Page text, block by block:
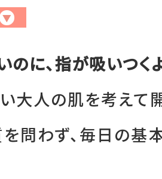
ご注文方法
送料・配送について
返品・交換・キャンセルについて
よくあるご質問
▼
のに、指が吸いつく
大人の肌を考えて
問わず、毎日の基